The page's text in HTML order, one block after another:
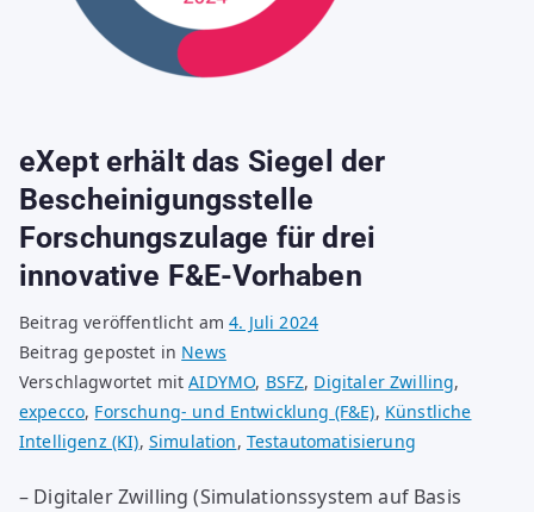
eXept erhält das Siegel der
Bescheinigungsstelle
Forschungszulage für drei
innovative F&E-Vorhaben
Beitrag veröffentlicht am4. Juli 2024
Beitrag gepostet in News
Verschlagwortet mitAIDYMO, BSFZ, Digitaler Zwilling,
expecco, Forschung- und Entwicklung (F&E), Künstliche
Intelligenz (KI), Simulation, Testautomatisierung
– Digitaler Zwilling (Simulationssystem auf Basis